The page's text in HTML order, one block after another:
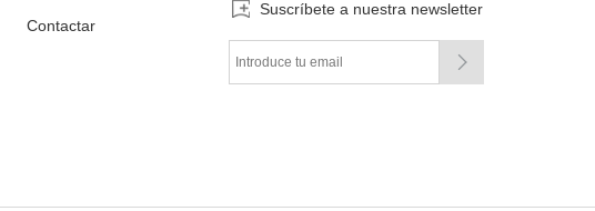
Contactar
Suscríbete a nuestra newsletter
